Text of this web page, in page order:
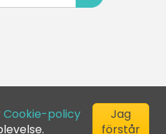
Cookie-policy
Jag
förstår